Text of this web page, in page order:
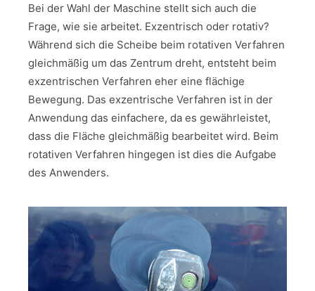
Bei der Wahl der Maschine stellt sich auch die
Frage, wie sie arbeitet. Exzentrisch oder rotativ?
Während sich die Scheibe beim rotativen Verfahren
gleichmäßig um das Zentrum dreht, entsteht beim
exzentrischen Verfahren eher eine flächige
Bewegung. Das exzentrische Verfahren ist in der
Anwendung das einfachere, da es gewährleistet,
dass die Fläche gleichmäßig bearbeitet wird. Beim
rotativen Verfahren hingegen ist dies die Aufgabe
des Anwenders.